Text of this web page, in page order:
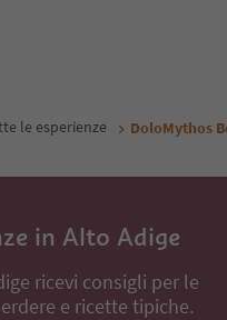
le esperienze DoloMythos
in Alto Adige
ricevi consigli per le
e ricette tipiche.